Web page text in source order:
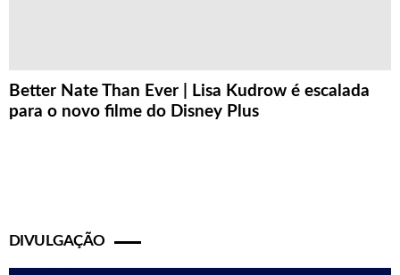
Better Nate Than Ever | Lisa Kudrow é escalada
para o novo filme do Disney Plus
DIVULGAÇÃO